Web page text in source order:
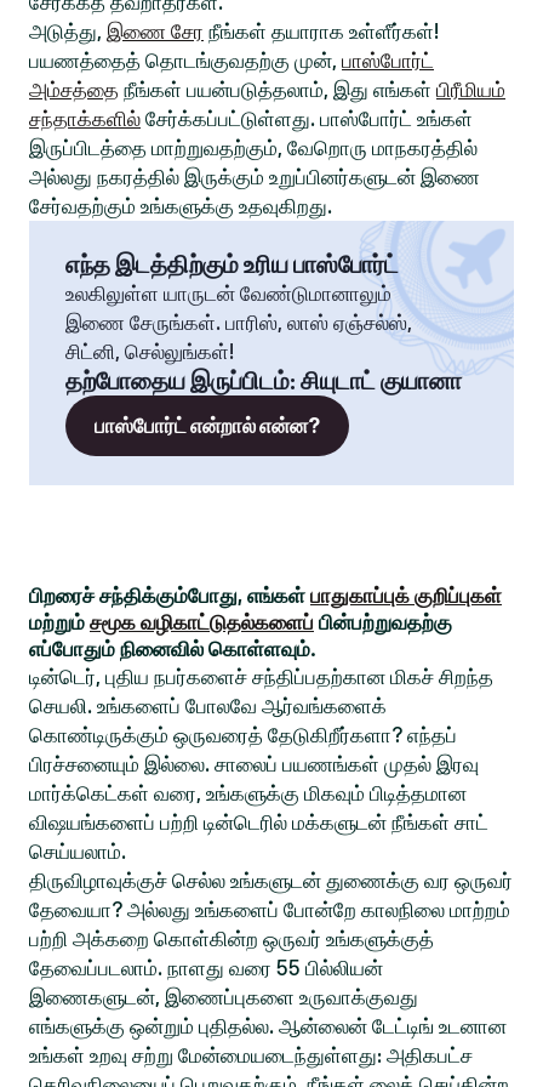
அடுத்து, இணை சேர நீங்கள் தயாராக உள்ளீர்கள்!
பயணத்தைத் தொடங்குவதற்கு முன், பாஸ்போர்ட்
அம்சத்தை நீங்கள் பயன்படுத்தலாம், இது எங்கள் பிரீமியம்
சந்தாக்களில் சேர்க்கப்பட்டுள்ளது. பாஸ்போர்ட் உங்கள்
இருப்பிடத்தை மாற்றுவதற்கும், வேறொரு மாநகரத்தில்
அல்லது நகரத்தில் இருக்கும் உறுப்பினர்களுடன் இணை
சேர்வதற்கும் உங்களுக்கு உதவுகிறது.
எந்த இடத்திற்கும் உரிய பாஸ்போர்ட்
உலகிலுள்ள யாருடன் வேண்டுமானாலும்
இணை சேருங்கள். பாரிஸ், லாஸ் ஏஞ்சல்ஸ்,
சிட்னி, செல்லுங்கள்!
தற்போதைய இருப்பிடம்: சியுடாட் குயானா
பாஸ்போர்ட் என்றால் என்ன?
பிறரைச் சந்திக்கும்போது, எங்கள் பாதுகாப்புக் குறிப்புகள்
மற்றும் சமூக வழிகாட்டுதல்களைப் பின்பற்றுவதற்கு
எப்போதும் நினைவில் கொள்ளவும்.
டின்டெர், புதிய நபர்களைச் சந்திப்பதற்கான மிகச் சிறந்த
செயலி. உங்களைப் போலவே ஆர்வங்களைக்
கொண்டிருக்கும் ஒருவரைத் தேடுகிறீர்களா? எந்தப்
பிரச்சனையும் இல்லை. சாலைப் பயணங்கள் முதல் இரவு
மார்க்கெட்கள் வரை, உங்களுக்கு மிகவும் பிடித்தமான
விஷயங்களைப் பற்றி டின்டெரில் மக்களுடன் நீங்கள் சாட்
செய்யலாம்.
திருவிழாவுக்குச் செல்ல உங்களுடன் துணைக்கு வர ஒருவர்
தேவையா? அல்லது உங்களைப் போன்றே காலநிலை மாற்றம்
பற்றி அக்கறை கொள்கின்ற ஒருவர் உங்களுக்குத்
தேவைப்படலாம். நாளது வரை 55 பில்லியன்
இணைகளுடன், இணைப்புகளை உருவாக்குவது
எங்களுக்கு ஒன்றும் புதிதல்ல. ஆன்லைன் டேட்டிங் உடனான
உங்கள் உறவு சற்று மேன்மையடைந்துள்ளது: அதிகபட்ச